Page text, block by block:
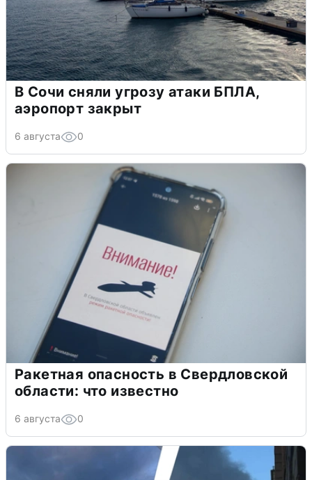
В Сочи сняли угрозу атаки БПЛА,
аэропорт закрыт
6 августа 0
Ракетная опасность в Свердловской
области: что известно
6 августа 0